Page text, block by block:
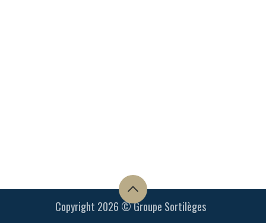
Copyright 2026 © Groupe Sortilèges